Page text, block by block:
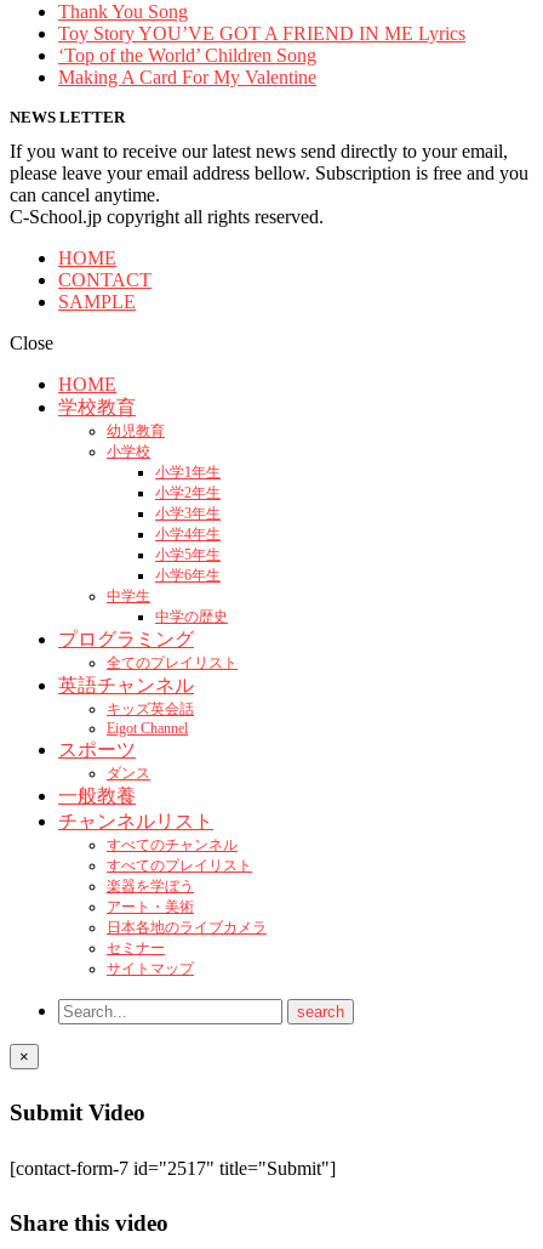
Thank You Song
Toy Story YOU’VE GOT A FRIEND IN ME Lyrics
‘Top of the World’ Children Song
Making A Card For My Valentine
NEWS LETTER
If you want to receive our latest news send directly to your email,
please leave your email address bellow. Subscription is free and you
can cancel anytime.
C-School.jp copyright all rights reserved.
HOME
CONTACT
SAMPLE
Close
HOME
学校教育
幼児教育
小学校
小学1年生
小学2年生
小学3年生
小学4年生
小学5年生
小学6年生
中学生
中学の歴史
プログラミング
全てのプレイリスト
英語チャンネル
キッズ英会話
Eigot Channel
スポーツ
ダンス
一般教養
チャンネルリスト
すべてのチャンネル
すべてのプレイリスト
楽器を学ぼう
アート・美術
日本各地のライブカメラ
セミナー
サイトマップ
×
Submit Video
[contact-form-7 id="2517" title="Submit"]
Share this video